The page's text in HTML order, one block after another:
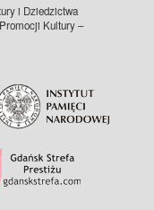
i Dziedzictwa
Kultury –